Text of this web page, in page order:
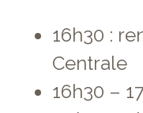
16h30 :
Centrale
16h30 –